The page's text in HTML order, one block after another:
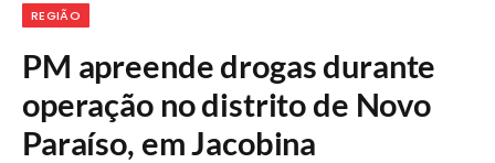
REGIÃO
PM apreende drogas durante
operação no distrito de Novo
Paraíso, em Jacobina